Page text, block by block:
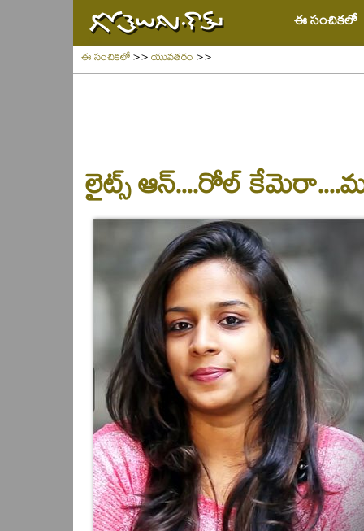
ఈ సంచికలో
ఈ సంచికలో>>యువతరం >>
లైట్స్ ఆన్....రోల్